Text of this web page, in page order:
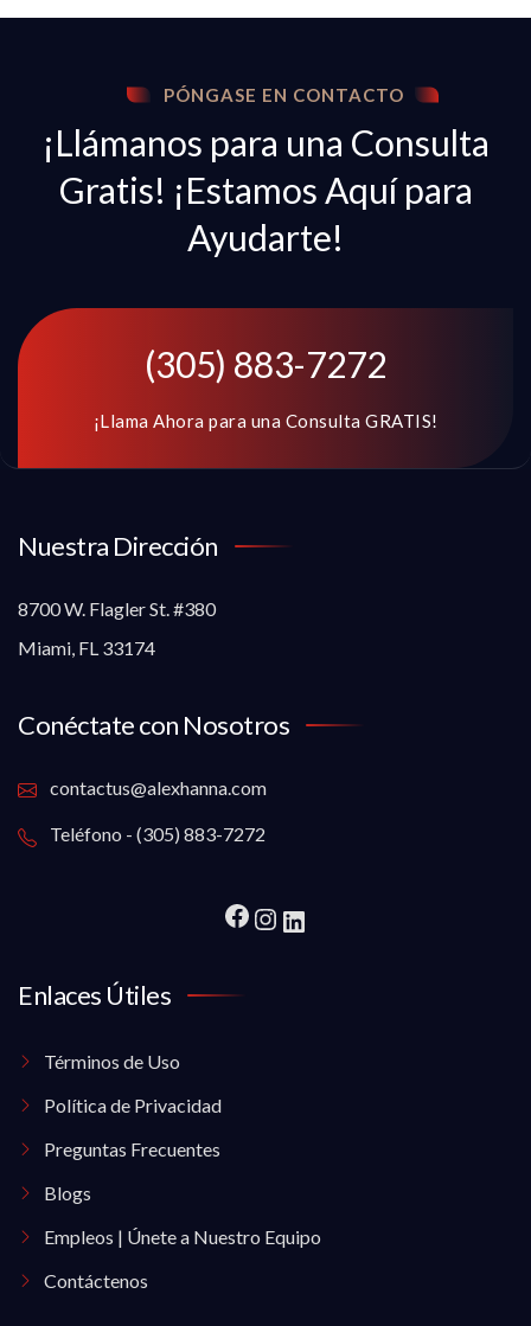
PÓNGASE EN CONTACTO
¡Llámanos para una Consulta
Gratis! ¡Estamos Aquí para
Ayudarte!
(305) 883-7272
¡Llama Ahora para una Consulta GRATIS!
Nuestra Dirección
8700 W. Flagler St. #380
Miami, FL 33174
Conéctate con Nosotros
contactus@alexhanna.com
Teléfono - (305) 883-7272
Enlaces Útiles
Términos de Uso
Política de Privacidad
Preguntas Frecuentes
Blogs
Empleos | Únete a Nuestro Equipo
Contáctenos